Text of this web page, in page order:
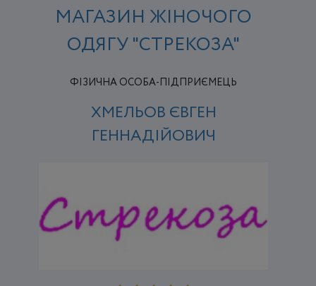
МАГАЗИН ЖІНОЧОГО
ОДЯГУ "СТРЕКОЗА"
ФІЗИЧНА ОСОБА-ПІДПРИЄМЕЦЬ
ХМЕЛЬОВ ЄВГЕН
ГЕННАДІЙОВИЧ